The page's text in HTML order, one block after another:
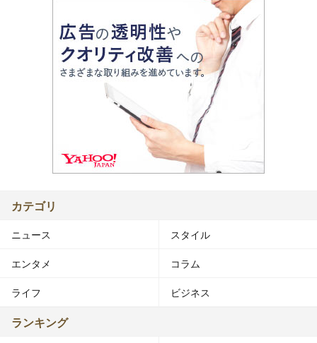
カテゴリ
ニュース スタイル
エンタメ コラム
ライフ ビジネス
ランキング